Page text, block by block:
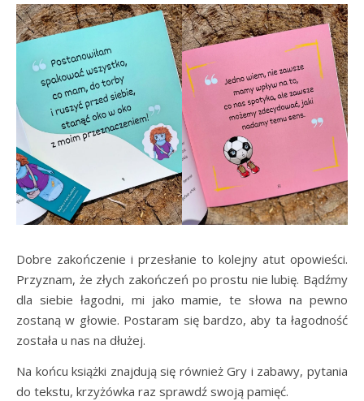
Dobre zakończenie i przesłanie to kolejny atut opowieści.
Przyznam, że złych zakończeń po prostu nie lubię. Bądźmy
dla siebie łagodni, mi jako mamie, te słowa na pewno
zostaną w głowie. Postaram się bardzo, aby ta łagodność
została u nas na dłużej.
Na końcu książki znajdują się również Gry i zabawy, pytania
do tekstu, krzyżówka raz sprawdź swoją pamięć.